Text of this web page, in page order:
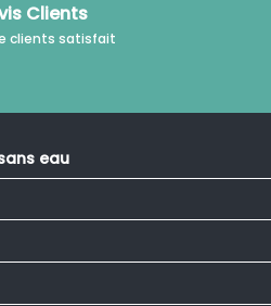
Clients
clients satisfait
eau